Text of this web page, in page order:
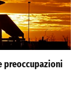
preoccupazioni